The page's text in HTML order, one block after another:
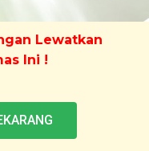
Lewatkan
Ini !